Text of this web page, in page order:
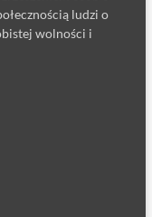
ludzi o
wolności i